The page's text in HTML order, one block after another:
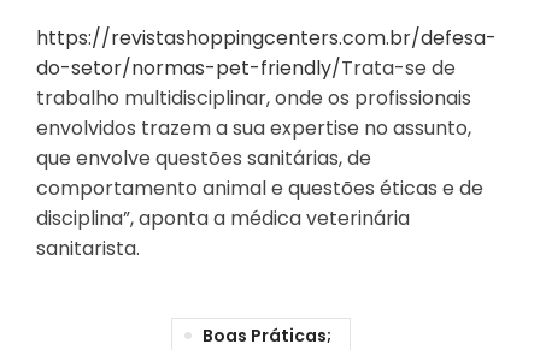
https://revistashoppingcenters.com.br/defesa-
do-setor/normas-pet-friendly/Trata-se de
trabalho multidisciplinar, onde os profissionais
envolvidos trazem a sua expertise no assunto,
que envolve questões sanitárias, de
comportamento animal e questões éticas e de
disciplina”, aponta a médica veterinária
sanitarista.
Boas Práticas;